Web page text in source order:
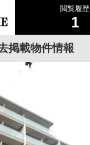
閲覧履歴
1
掲載物件情報